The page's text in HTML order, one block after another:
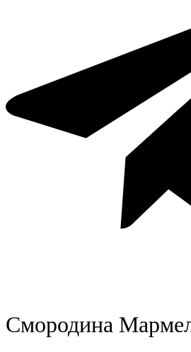
Смородина